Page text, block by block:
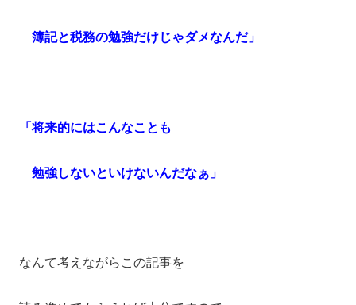
簿記と税務の勉強だけじゃダメなんだ」
「将来的にはこんなことも
勉強しないといけないんだなぁ」
なんて考えながらこの記事を